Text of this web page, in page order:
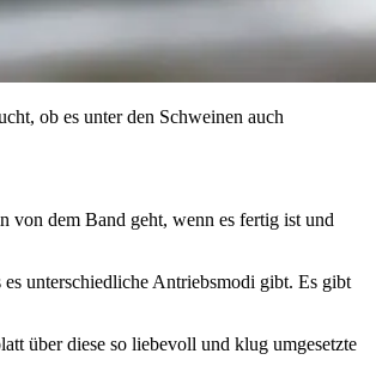
ob es unter den Schweinen auch
von dem Band geht, wenn es fertig ist und
unterschiedliche Antriebsmodi gibt. Es gibt
über diese so liebevoll und klug umgesetzte